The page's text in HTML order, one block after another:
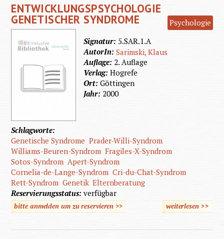
ENTWICKLUNGSPSYCHOLOGIE
GENETISCHER SYNDROME
Psychologie
Signatur: 5.SAR.1.A
AutorIn:Sarimski, Klaus
Auflage: 2. Auflage
Verlag:Hogrefe
Ort:Göttingen
Jahr: 2000
Schlagworte:
Genetische Syndrome Prader-Willi-Syndrom
Williams-Beuren-Syndrom Fragiles-X-Syndrom
Sotos-Syndrom Apert-Syndrom
Cornelia-de-Lange-Syndrom Cri-du-Chat-Syndrom
Rett-Syndrom Genetik Elternberatung
Reservierungsstatus:verfügbar
bitte anmelden um zu reservieren >>
weiterlesen>>